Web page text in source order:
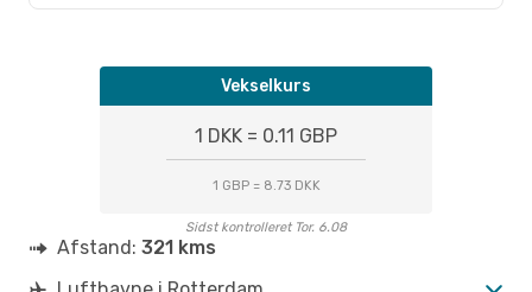
- RTM
- Tor. 29. Okt.
Transavia AirlinesDirekte
Vekselkurs
1 DKK = 0.11 GBP
1 GBP = 8.73 DKK
Sidst kontrolleret Tor. 6.08
Afstand: 321 kms